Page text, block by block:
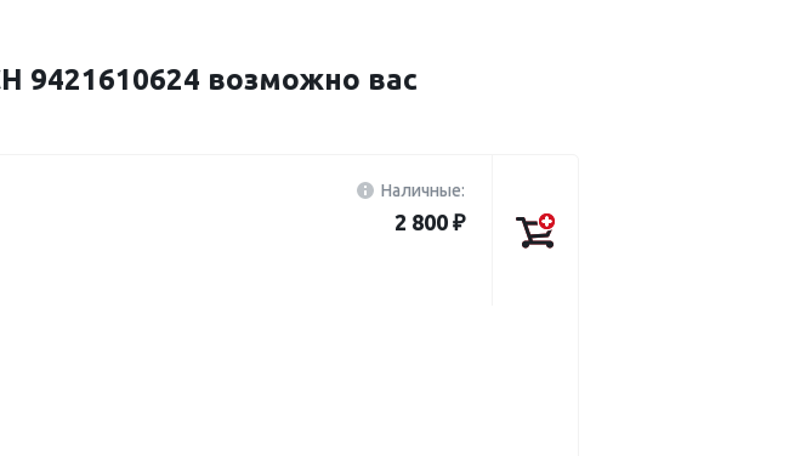
возможно вас
Наличные:
2 800 ₽